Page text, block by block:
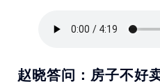
赵晓答问：房子不好